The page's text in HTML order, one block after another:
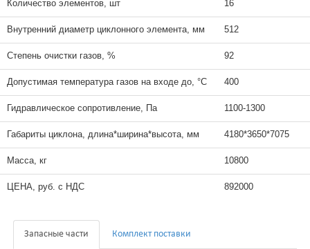
Количество элементов, шт 16
Внутренний диаметр циклонного элемента, мм 512
Степень очистки газов, % 92
Допустимая температура газов на входе до, °С 400
Гидравлическое сопротивление, Па 1100-1300
Габариты циклона, длина*ширина*высота, мм 4180*3650*7075
Масса, кг 10800
ЦЕНА, руб. с НДС 892000
Запасные части Комплект поставки